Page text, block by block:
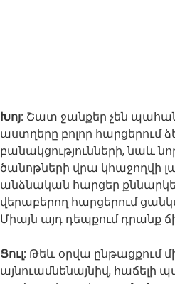
Խոյ: Շատ ջանքեր չեն
աստղերը բոլոր հարցերում
բանակցությունների, նաև
ծանոթների վրա կհաջողվի
անձնական հարցեր
վերաբերող հարցերում
Միայն այդ դեպքում դրանք
Ցուլ: Թեև օրվա ընթացքում
այնուամնենայնիվ, հաճելի